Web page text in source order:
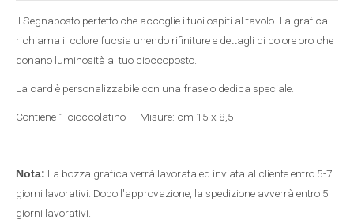
Il Segnaposto perfetto che accoglie i tuoi ospiti al tavolo. La grafica
richiama il colore fucsia unendo rifiniture e dettagli di colore oro che
donano luminosità al tuo cioccoposto.
La card è personalizzabile con una frase o dedica speciale.
Contiene 1 cioccolatino – Misure: cm 15 x 8,5
Nota: La bozza grafica verrà lavorata ed inviata al cliente entro 5-7
giorni lavorativi. Dopo l'approvazione, la spedizione avverrà entro 5
giorni lavorativi.